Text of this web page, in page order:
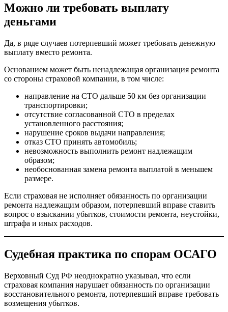
Можно ли требовать выплату
деньгами
Да, в ряде случаев потерпевший может требовать денежную
выплату вместо ремонта.
Основанием может быть ненадлежащая организация ремонта
со стороны страховой компании, в том числе:
направление на СТО дальше 50 км без организации
транспортировки;
отсутствие согласованной СТО в пределах
установленного расстояния;
нарушение сроков выдачи направления;
отказ СТО принять автомобиль;
невозможность выполнить ремонт надлежащим
образом;
необоснованная замена ремонта выплатой в меньшем
размере.
Если страховая не исполняет обязанность по организации
ремонта надлежащим образом, потерпевший вправе ставить
вопрос о взыскании убытков, стоимости ремонта, неустойки,
штрафа и иных расходов.
Судебная практика по спорам ОСАГО
Верховный Суд РФ неоднократно указывал, что если
страховая компания нарушает обязанность по организации
восстановительного ремонта, потерпевший вправе требовать
возмещения убытков.